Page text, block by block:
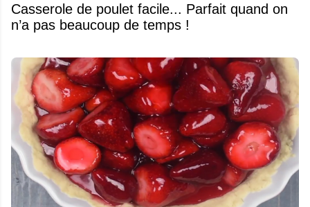
Casserole de poulet facile... Parfait quand on
n’a pas beaucoup de temps !